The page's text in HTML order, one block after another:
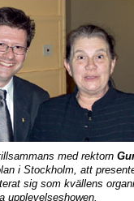
med rektorn
i Stockholm, att
sig som kvällens
upplevelseshowen.